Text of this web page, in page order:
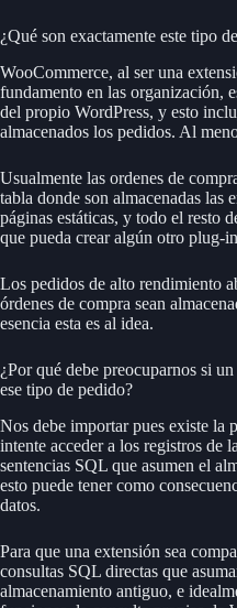
¿Qué son exactamente este tipo
WooCommerce, al ser una
fundamento en las organización,
del propio WordPress, y esto
almacenados los pedidos. Al
Usualmente las ordenes de
tabla donde son almacenadas las
páginas estáticas, y todo el resto
que pueda crear algún otro plug-
Los pedidos de alto rendimiento
órdenes de compra sean
esencia esta es al idea.
¿Por qué debe preocuparnos si
ese tipo de pedido?
Nos debe importar pues existe la
intente acceder a los registros de
sentencias SQL que asumen el
esto puede tener como
datos.
Para que una extensión sea
consultas SQL directas que
almacenamiento antiguo, e